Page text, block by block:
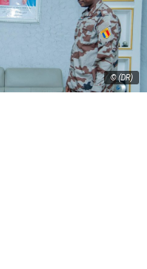
© (DR)